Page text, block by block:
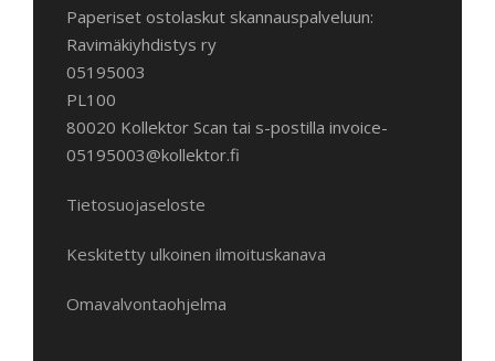
Paperiset ostolaskut skannauspalveluun:
Ravimäkiyhdistys ry
05195003
PL100
80020 Kollektor Scan tai s-postilla invoice-
05195003@kollektor.fi
Tietosuojaseloste
Keskitetty ulkoinen ilmoituskanava
Omavalvontaohjelma